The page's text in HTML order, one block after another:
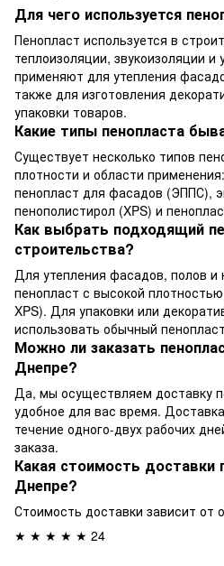
Для чего используется
Пенопласт используется в
теплоизоляции, звукоизоляции и
применяют для утепления
также для изготовления
упаковки товаров.
Какие типы пенопласта
Существует несколько типов
плотности и области
пенопласт для фасадов (ЭППС),
пенополистирол (XPS) и
Как выбрать подходящий
строительства?
Для утепления фасадов, полов
пенопласт с высокой
XPS). Для упаковки или
использовать обычный
Можно ли заказать
Днепре?
Да, мы осуществляем доставку
удобное для вас время.
течение одного-двух рабочих
заказа.
Какая стоимость доставки
Днепре?
Стоимость доставки зависит от
★ ★ ★ ★ ★ 24